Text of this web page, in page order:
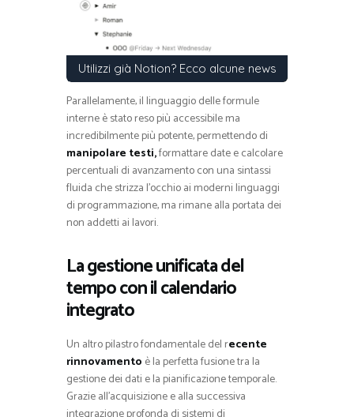
Utilizzi già Notion? Ecco alcune news
Parallelamente, il linguaggio delle formule
interne è stato reso più accessibile ma
incredibilmente più potente, permettendo di
manipolare testi,formattare date e calcolare
percentuali di avanzamento con una sintassi
fluida che strizza l’occhio ai moderni linguaggi
di programmazione, ma rimane alla portata dei
non addetti ai lavori.
La gestione unificata del
tempo con il calendario
integrato
Un altro pilastro fondamentale del recente
rinnovamento è la perfetta fusione tra la
gestione dei dati e la pianificazione temporale.
Grazie all’acquisizione e alla successiva